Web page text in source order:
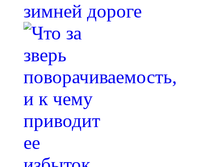
зимней дороге